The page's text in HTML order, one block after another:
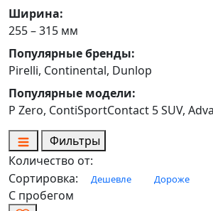
Ширина:
255 – 315 мм
Популярные бренды:
Pirelli, Continental, Dunlop
Популярные модели:
P Zero, ContiSportContact 5 SUV,
Фильтры
Количество от:
Сортировка:
Дешевле Дороже
С пробегом